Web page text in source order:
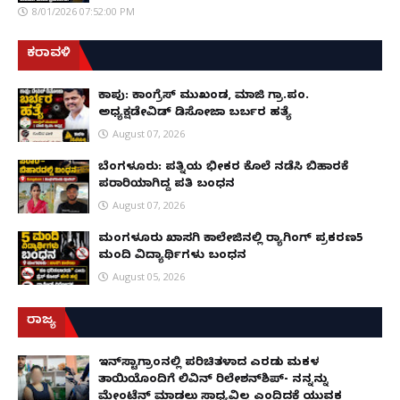
8/01/2026 07:52:00 PM
ಕರಾವಳಿ
ಕಾಪು: ಕಾಂಗ್ರೆಸ್ ಮುಖಂಡ, ಮಾಜಿ ಗ್ರಾ.ಪಂ.
ಅಧ್ಯಕ್ಷಡೇವಿಡ್ ಡಿಸೋಜಾ ಬರ್ಬರ ಹತ್ಯೆ
August 07, 2026
ಬೆಂಗಳೂರು: ಪತ್ನಿಯ ಭೀಕರ ಕೊಲೆ ನಡೆಸಿ ಬಿಹಾರಕ್ಕೆ
ಪರಾರಿಯಾಗಿದ್ದ ಪತಿ ಬಂಧನ
August 07, 2026
ಮಂಗಳೂರು ಖಾಸಗಿ ಕಾಲೇಜಿನಲ್ಲಿ ರ‌್ಯಾಗಿಂಗ್ ಪ್ರಕರಣ5
ಮಂದಿ ವಿದ್ಯಾರ್ಥಿಗಳು ಬಂಧನ
August 05, 2026
ರಾಜ್ಯ
ಇನ್​ಸ್ಟಾಗ್ರಾಂನಲ್ಲಿ ಪರಿಚಿತಳಾದ ಎರಡು ಮಕ್ಕಳ
ತಾಯಿಯೊಂದಿಗೆ ಲಿವಿನ್ ರಿಲೇಶನ್​ಶಿಪ್- ನನ್ನನ್ನು